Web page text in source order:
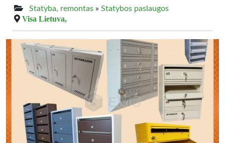
Statyba, remontas » Statybos paslaugos
Visa Lietuva,